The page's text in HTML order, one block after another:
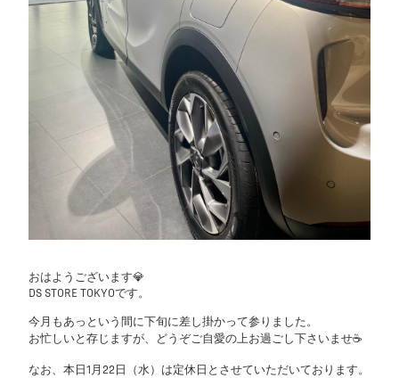
おはようございます💎
DS STORE TOKYOです。
今月もあっという間に下旬に差し掛かって参りました。
お忙しいと存じますが、どうぞご自愛の上お過ごし下さいませ☕
なお、本日1月22日（水）は定休日とさせていただいております。